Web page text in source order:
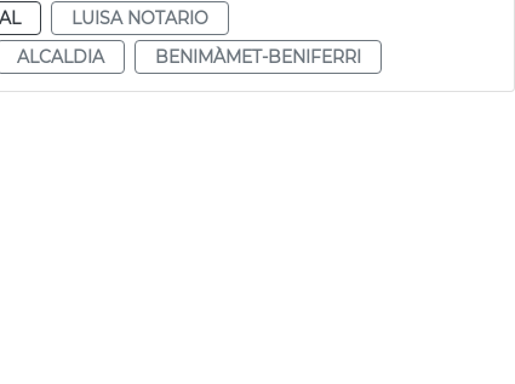
LUISA NOTARIO
ALCALDIA BENIMÀMET-BENIFERRI